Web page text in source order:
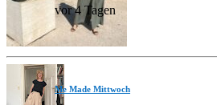
vor 4 Tagen
Me Made Mittwoch